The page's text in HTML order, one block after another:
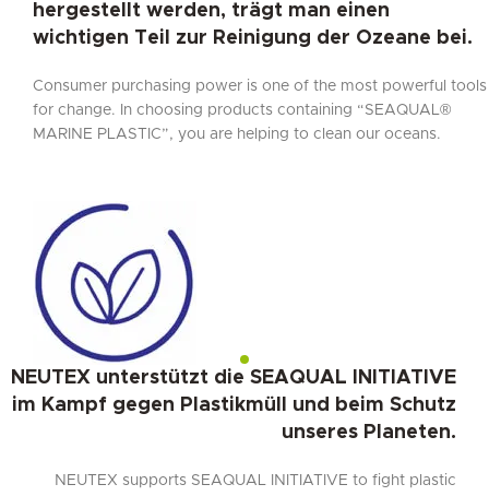
hergestellt werden, trägt man einen
wichtigen Teil zur Reinigung der Ozeane bei.
Consumer purchasing power is one of the most powerful tools
for change. In choosing products containing “SEAQUAL®
MARINE PLASTIC”, you are helping to clean our oceans.
NEUTEX unterstützt die SEAQUAL INITIATIVE
im Kampf gegen Plastikmüll und beim Schutz
unseres Planeten.
NEUTEX supports SEAQUAL INITIATIVE to fight plastic